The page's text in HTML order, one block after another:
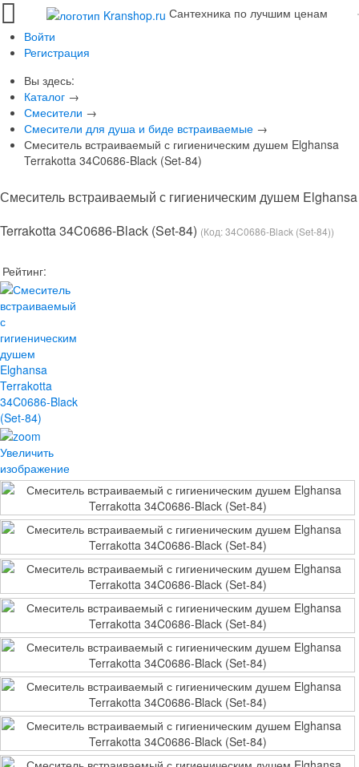
Сантехника по лучшим ценам
Войти
Регистрация
Вы здесь:
Каталог →
Смесители →
Смесители для душа и биде встраиваемые →
Смеситель встраиваемый с гигиеническим душем Elghansa
Terrakotta 34C0686-Black (Set-84)
Смеситель встраиваемый с гигиеническим душем Elghansa
Terrakotta 34C0686-Black (Set-84) (Код:34C0686-Black (Set-84))
Рейтинг:
Увеличить
изображение